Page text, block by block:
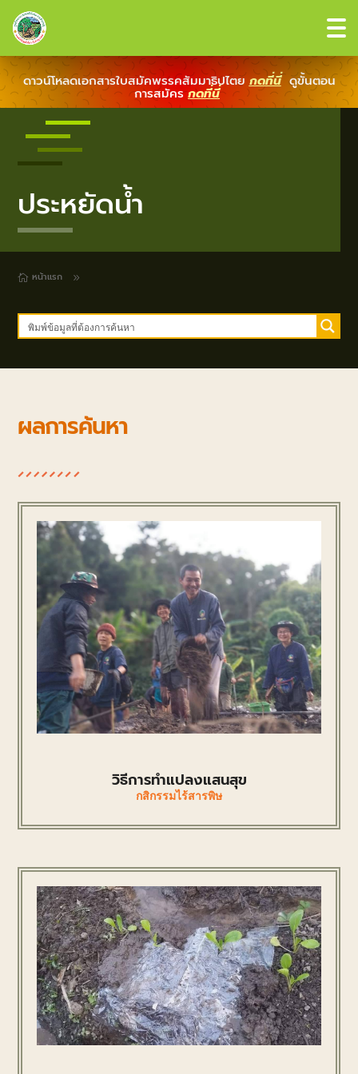
ดาวน์โหลดเอกสารใบสมัคพรรคสัมมาธิปไตย กดที่นี่ ดูขั้นตอน
การสมัครกดที่นี่
ประหยัดน้ำ
 หน้าแรก 9
ผลการค้นหา
วิธีการทำแปลงแสนสุข
กสิกรรมไร้สารพิษ